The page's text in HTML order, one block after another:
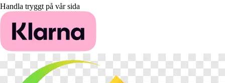
Handla tryggt på vår sida